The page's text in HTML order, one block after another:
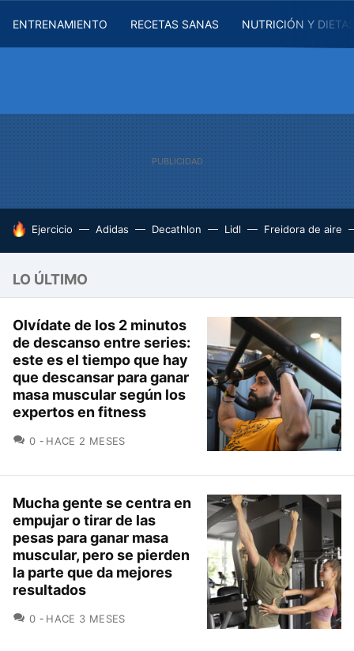
ENTRENAMIENTO RECETAS SANAS NUTRICIÓN Y
HOY SE HABLA DE
Ejercicio Adidas Decathlon Lidl Freidora de aire
LO ÚLTIMO
Olvídate de los 2 minutos
de descanso entre series:
este es el tiempo que hay
que descansar para ganar
masa muscular según los
expertos en fitness
0 COMENTARIOS
HACE 2 MESES
Mucha gente se centra en
empujar o tirar de las
pesas para ganar masa
muscular, pero se pierden
la parte que da mejores
resultados
0 COMENTARIOS
HACE 3 MESES